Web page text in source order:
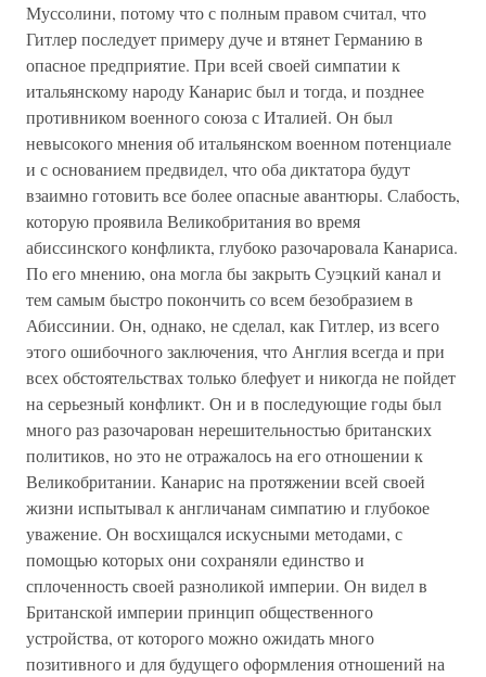
Муссолини, потому что с полным правом считал, что
Гитлер последует примеру дуче и втянет Германию в
опасное предприятие. При всей своей симпатии к
итальянскому народу Канарис был и тогда, и позднее
противником военного союза с Италией. Он был
невысокого мнения об итальянском военном потенциале
и с основанием предвидел, что оба диктатора будут
взаимно готовить все более опасные авантюры. Слабость,
которую проявила Великобритания во время
абиссинского конфликта, глубоко разочаровала Канариса.
По его мнению, она могла бы закрыть Суэцкий канал и
тем самым быстро покончить со всем безобразием в
Абиссинии. Он, однако, не сделал, как Гитлер, из всего
этого ошибочного заключения, что Англия всегда и при
всех обстоятельствах только блефует и никогда не пойдет
на серьезный конфликт. Он и в последующие годы был
много раз разочарован нерешительностью британских
политиков, но это не отражалось на его отношении к
Великобритании. Канарис на протяжении всей своей
жизни испытывал к англичанам симпатию и глубокое
уважение. Он восхищался искусными методами, с
помощью которых они сохраняли единство и
сплоченность своей разноликой империи. Он видел в
Британской империи принцип общественного
устройства, от которого можно ожидать много
позитивного и для будущего оформления отношений на